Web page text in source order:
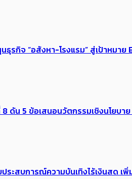
รกิจ “อสังหา-โรงแรม” สู่เป้าหม
ดัน 5 ข้อเสนอนวัตกรรมเชิงนโย
ระสบการณ์ความบันเทิงไร้เงินสด